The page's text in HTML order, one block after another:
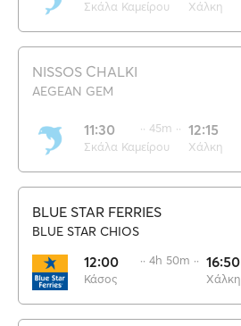
Σκάλα Καμείρου Χάλκη
NISSOS CHALKI
AEGEAN GEM
11:30
Σκάλα Καμείρου
·· 45m ·· 12:15
Χάλκη
BLUE STAR FERRIES
BLUE STAR CHIOS
12:00
Κάσος
·· 4h 50m ·· 16:50
Χάλκη